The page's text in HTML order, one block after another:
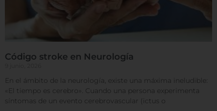
Código stroke en Neurología
En el ámbito de la neurología, existe una máxima ineludible:
«El tiempo es cerebro». Cuando una persona experimenta
síntomas de un evento cerebrovascular (ictus o